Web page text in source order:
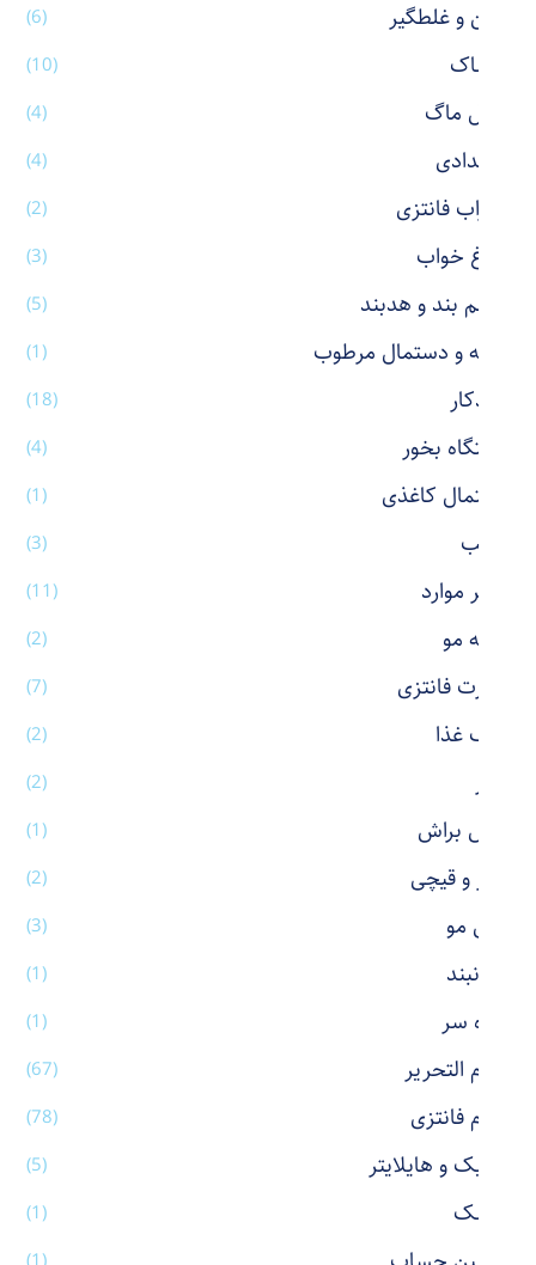
پاکن و غلطگیر (6)
پوشاک (10)
تراول ماگ (4)
جامدادی (4)
جوراب فانتزی (2)
چراغ خواب (3)
چشم بند و هدبند (5)
حوله و دستمال مرطوب (1)
خودکار (18)
دستگاه بخور (4)
دستمال کاغذی (1)
رژ لب (3)
سایر موارد (11)
شانه مو (2)
شورت فانتزی (7)
ظرف غذا (2)
عطر (2)
فیس براش (1)
کاتر و قیچی (2)
کش مو (3)
گردنبند (1)
گیره سر (1)
لوازم التحریر (67)
لوازم فانتزی (78)
ماژیک و هایلایتر (5)
ماسک (1)